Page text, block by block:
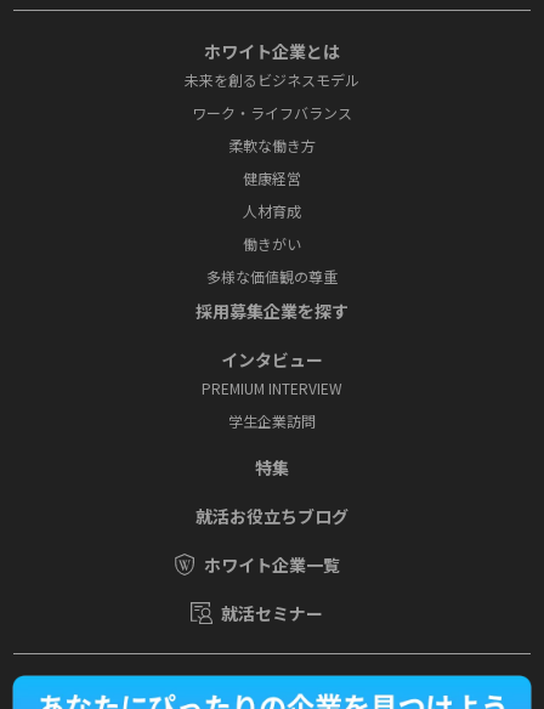
ホワイト企業とは
未来を創るビジネスモデル
ワーク・ライフバランス
柔軟な働き方
健康経営
人材育成
働きがい
多様な価値観の尊重
採⽤募集企業を探す
インタビュー
PREMIUM INTERVIEW
学⽣企業訪問
特集
就活お役⽴ちブログ
ホワイト企業一覧
就活セミナー
運営会社